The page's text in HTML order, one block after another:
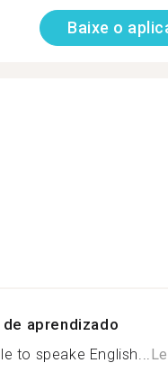
Baixe o
aprendizado
to speake English...